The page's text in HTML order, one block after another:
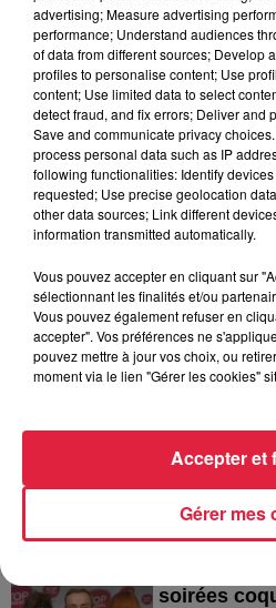
Les
pape à Metz
5 août 2026
Europa-Park
l’après Euro-
Dans la même série
Thierry du
Wettolsheim !
soirées
advertising; Measure advertising
performance; Understand audiences
of data from different sources; Develop
profiles to personalise content; Use
content; Use limited data to select
detect fraud, and fix errors; Deliver and
Save and communicate privacy
process personal data such as IP
following functionalities: Identify
requested; Use precise geolocation
other data sources; Link different
information transmitted automatically.
Vous pouvez accepter en cliquant sur
sélectionnant les finalités et/ou
Vous pouvez également refuser en
accepter". Vos préférences ne
pouvez mettre à jour vos choix, ou
moment via le lien "Gérer les cookies"
Gérer mes
Accepter et